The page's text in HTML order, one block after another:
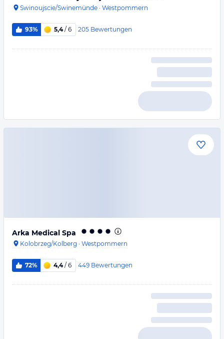
Swinoujscie/Swinemünde · Westpommern
93% 5,4/ 6 205 Bewertungen
Arka Medical Spa
Kolobrzeg/Kolberg · Westpommern
72% 4,4/ 6 449 Bewertungen